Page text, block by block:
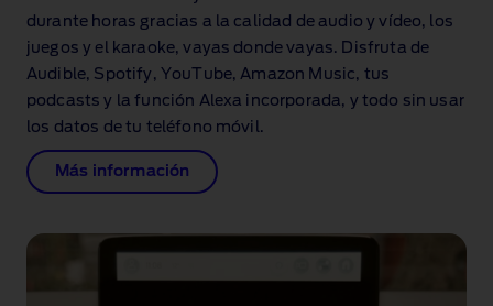
durante horas gracias a la calidad de audio y vídeo, los
juegos y el karaoke, vayas donde vayas. Disfruta de
Audible, Spotify, YouTube, Amazon Music, tus
podcasts y la función Alexa incorporada, y todo sin usar
los datos de tu teléfono móvil.
Más información